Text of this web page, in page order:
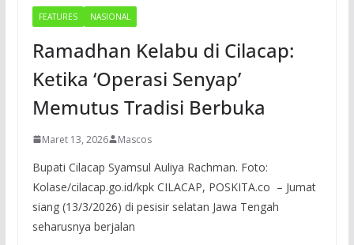
FEATURES NASIONAL
Ramadhan Kelabu di Cilacap:
Ketika ‘Operasi Senyap’
Memutus Tradisi Berbuka
Maret 13, 2026 Mascos
Bupati Cilacap Syamsul Auliya Rachman. Foto:
Kolase/cilacap.go.id/kpk CILACAP, POSKITA.co – Jumat
siang (13/3/2026) di pesisir selatan Jawa Tengah
seharusnya berjalan